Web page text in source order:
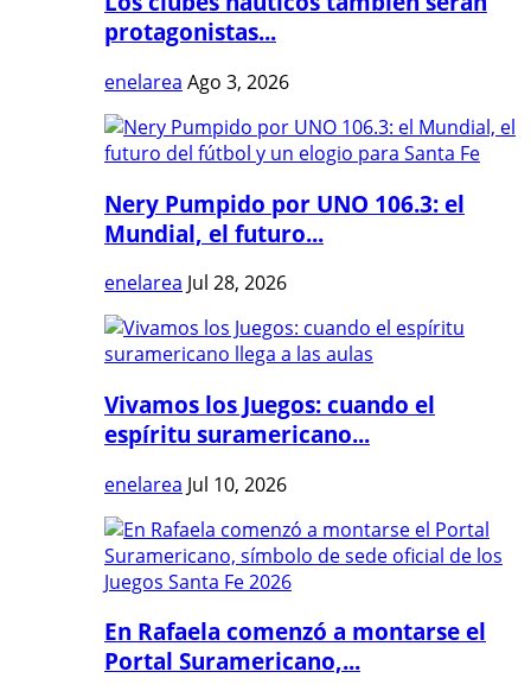
protagonistas...
enelarea Ago 3, 2026
Nery Pumpido por UNO 106.3: el
Mundial, el futuro...
enelarea Jul 28, 2026
Vivamos los Juegos: cuando el
espíritu suramericano...
enelarea Jul 10, 2026
En Rafaela comenzó a montarse el
Portal Suramericano,...